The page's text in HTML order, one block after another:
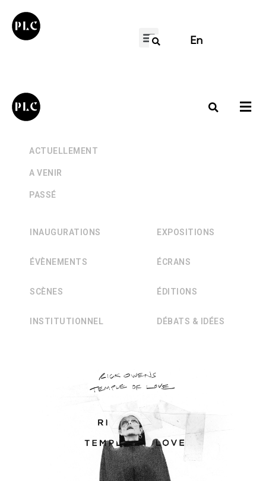
En
ACTUELLEMENT
A VENIR
PASSÉ
INAUGURATIONS EXPOSITIONS
ÉVÈNEMENTS ÉCRANS
SCÈNES ÉDITIONS
INSTITUTIONNEL DÉBATS & IDÉES